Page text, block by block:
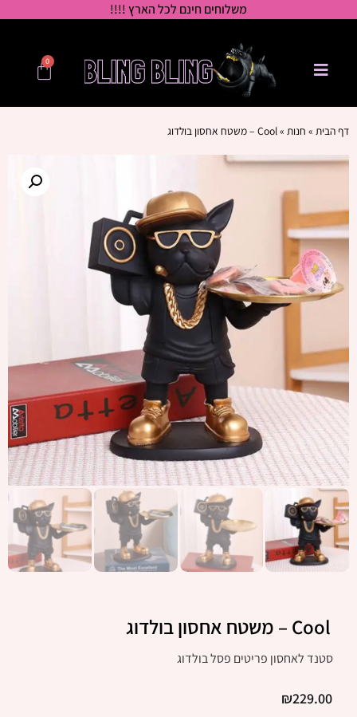
משלוחים חינם לכל הארץ !!!!
0
דף הבית » חנות »Cool – משטח אחסון בולדוג
Cool – משטח אחסון בולדוג
סטנד לאחסון פריטים פסל בולדוג
₪229.00